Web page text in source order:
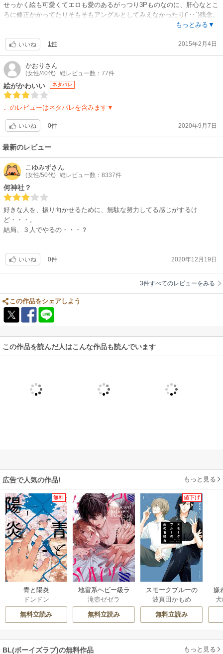
せっかく絵も可愛くてエロも愛のあるがっつり3Pものなのに、肝心なとこ
ろに修正かかってたりそもそもアングルとしてみえなかったり(´･･`)残念。
内容は求めず完全にエロ目的の作品なのでその視点での評価です(笑)こう
った(笑)
でも絵はとても可愛いくて話はエロかったからは☆2.5くらいかな！
もっとみる▼
いいね 1件 2015年2月4日
かおり さん
(女性/40代) 総レビュー数：77件
絵がかわいい ネタバレ
このレビューはネタバレを含みます▼
いいね 0件 2020年9月7日
最新のレビュー
こゆみずさん
(女性/50代) 総レビュー数：8337件
何神社？
好きな人を、振り向かせるために、無駄な努力してる感じがするけ
ど・・・。
結局、３人でやるの・・・？
いいね 0件 2020年12月19日
3件すべてのレビューをみる
この作品をシェアしよう
この作品を読んだ人はこんな作品も読んでいます
広告で人気の作品! もっと見る
無料
青と陽炎
ドンドン
無料立読み
地雷系ヘビー級ラ
バー【単行本版】
滝壺ゼゼラ
無料立読み
値下げ
スモークブルーの
雨のち晴れ
波真田かもめ
無料立読み
嫌
BL(ボーイズラブ)の無料作品 もっと見る